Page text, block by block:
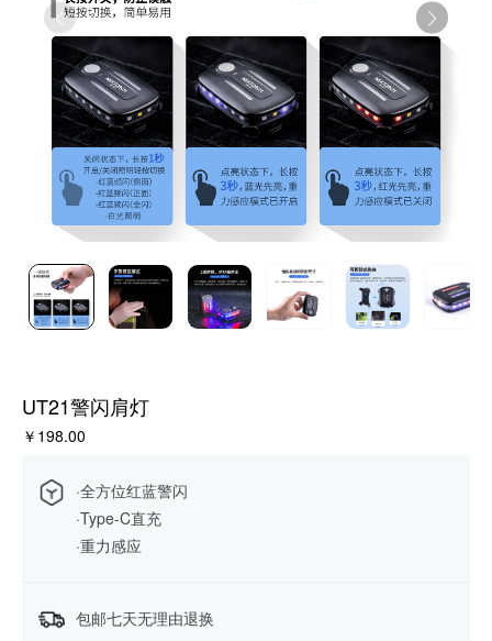
UT21警闪肩灯
￥198.00
·全方位红蓝警闪
·Type-C直充
·重力感应
包邮七天无理由退换